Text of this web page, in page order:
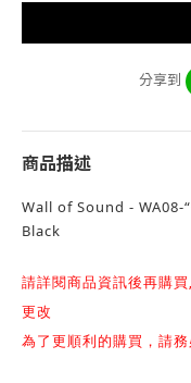
分享到
商品描述
Wall of Sound - WA08-
Black
請詳閱商品資訊後再購
更改
為了更順利的購買，請